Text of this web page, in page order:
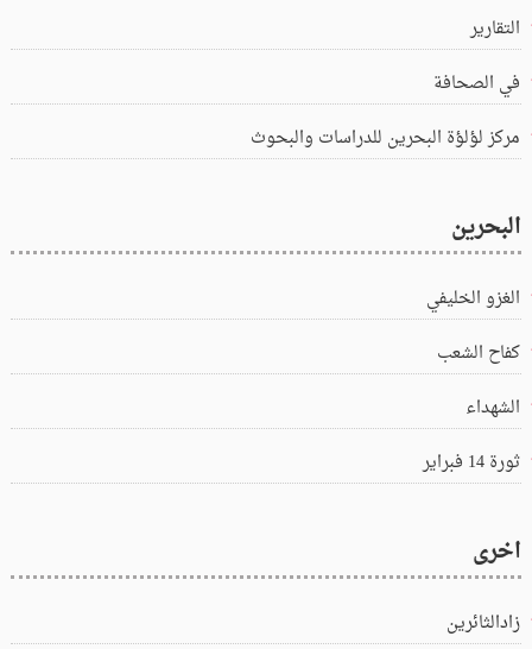
التقارير
في الصحافة
مركز لؤلؤة البحرين للدراسات والبحوث
البحرين
الغزو الخليفي
كفاح الشعب
الشهداء
ثورة 14 فبراير
اخرى
زادالثائرين